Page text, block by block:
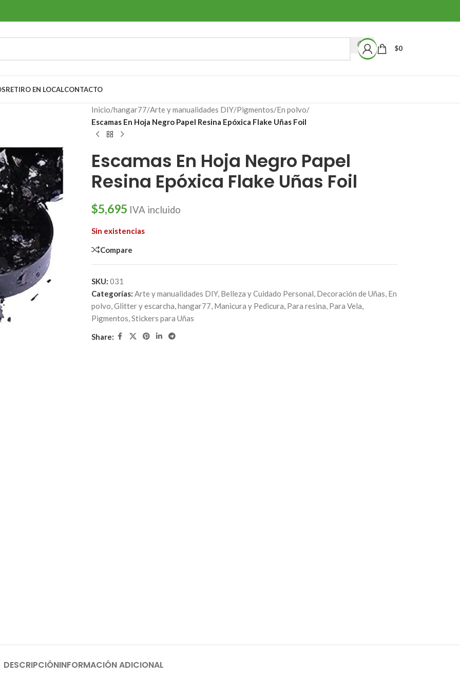
$0
RETIRO EN LOCALCONTACTO
Inicio/hangar77/Arte y manualidades DIY/Pigmentos/En polvo/
Escamas En Hoja Negro Papel Resina Epóxica Flake Uñas Foil
Escamas En Hoja Negro Papel
Resina Epóxica Flake Uñas Foil
$5,695 IVA incluido
Sin existencias
Compare
SKU: 031
Categorías: Arte y manualidades DIY, Belleza y Cuidado Personal, Decoración de Uñas, En
polvo,Glitter y escarcha,hangar77, Manicura y Pedicura, Para resina, Para Vela,
Pigmentos,Stickers para Uñas
Share:
DESCRIPCIÓNINFORMACIÓN ADICIONAL